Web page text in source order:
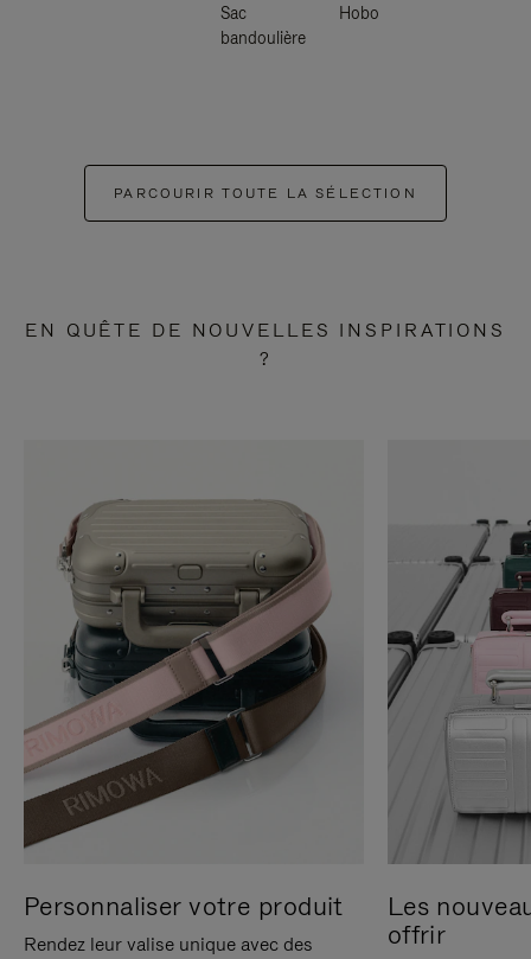
Sac
bandoulière
Hobo
PARCOURIR TOUTE LA SÉLECTION
EN QUÊTE DE NOUVELLES INSPIRATIONS
?
Personnaliser votre produit
Rendez leur valise unique avec des
Les
offrir